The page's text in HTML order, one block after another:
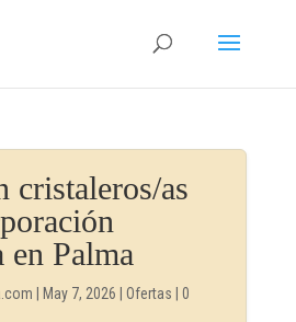
cristaleros/as
en Palma
May 7, 2026 Ofertas
0